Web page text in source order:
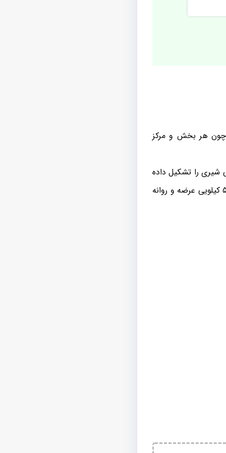
چون هر بخش و مرکز
را تشکیل داده
است تولید کننده ی پشمک تبریزی برند شلاله می باشد و در نوع فله ای از بسته بندی های ۵ کیلویی عرضه و روانه